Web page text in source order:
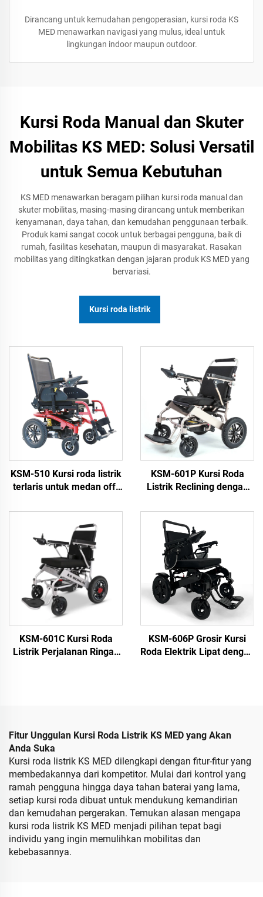
Dirancang untuk kemudahan pengoperasian, kursi roda KS
MED menawarkan navigasi yang mulus, ideal untuk
lingkungan indoor maupun outdoor.
Kursi Roda Manual dan Skuter
Mobilitas KS MED: Solusi Versatil
untuk Semua Kebutuhan
KS MED menawarkan beragam pilihan kursi roda manual dan
skuter mobilitas, masing-masing dirancang untuk memberikan
kenyamanan, daya tahan, dan kemudahan penggunaan terbaik.
Produk kami sangat cocok untuk berbagai pengguna, baik di
rumah, fasilitas kesehatan, maupun di masyarakat. Rasakan
mobilitas yang ditingkatkan dengan jajaran produk KS MED yang
bervariasi.
Kursi roda listrik
KSM-510 Kursi roda listrik
terlaris untuk medan off-
dengan motor 700w
KSM-601P Kursi Roda
Listrik Reclining dengan
dan Muatan 150 kgs untuk
Penggunaan Luar
Ruangan, Kursi Roda
Berdaya Kuat
KSM-601C Kursi Roda
Listrik Perjalanan Ringan
KSM-606P Grosir Kursi
Roda Elektrik Lipat dengan
Fitur Unggulan Kursi Roda Listrik KS MED yang Akan
Anda Suka
Kursi roda listrik KS MED dilengkapi dengan fitur-fitur yang
membedakannya dari kompetitor. Mulai dari kontrol yang
ramah pengguna hingga daya tahan baterai yang lama,
setiap kursi roda dibuat untuk mendukung kemandirian
dan kemudahan pergerakan. Temukan alasan mengapa
kursi roda listrik KS MED menjadi pilihan tepat bagi
individu yang ingin memulihkan mobilitas dan
kebebasannya.